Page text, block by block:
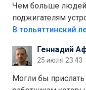
Чем больше людей
поджигателям
костры,тех надо
Штрафы мизерные.
Геннадий
25 июля 23:43
Могли бы